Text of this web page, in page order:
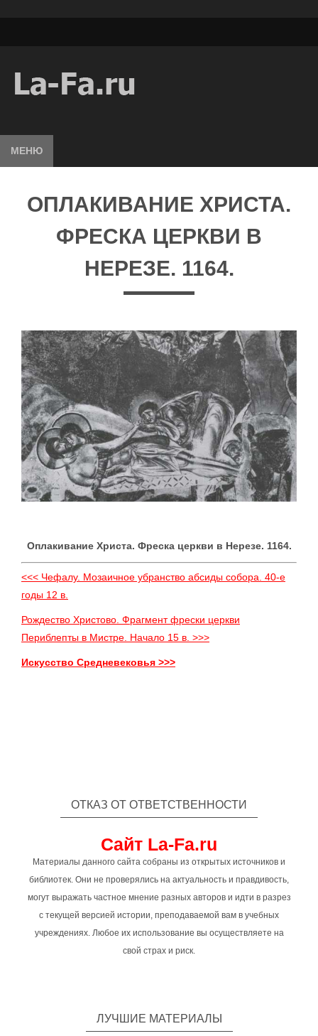
МЕНЮ
ОПЛАКИВАНИЕ ХРИСТА.
ФРЕСКА ЦЕРКВИ В
НЕРЕЗЕ. 1164.
Оплакивание Христа. Фреска церкви в Нерезе. 1164.
<<< Чефалу. Мозаичное убранство абсиды собора. 40-е
годы 12 в.
Рождество Христово. Фрагмент фрески церкви
Периблепты в Мистре. Начало 15 в. >>>
Искусство Средневековья >>>
ОТКАЗ ОТ ОТВЕТСТВЕННОСТИ
Сайт La-Fa.ru
Материалы данного сайта собраны из открытых источников и
библиотек. Они не проверялись на актуальность и правдивость,
могут выражать частное мнение разных авторов и идти в разрез
с текущей версией истории, преподаваемой вам в учебных
учреждениях. Любое их использование вы осуществляете на
свой страх и риск.
ЛУЧШИЕ МАТЕРИАЛЫ